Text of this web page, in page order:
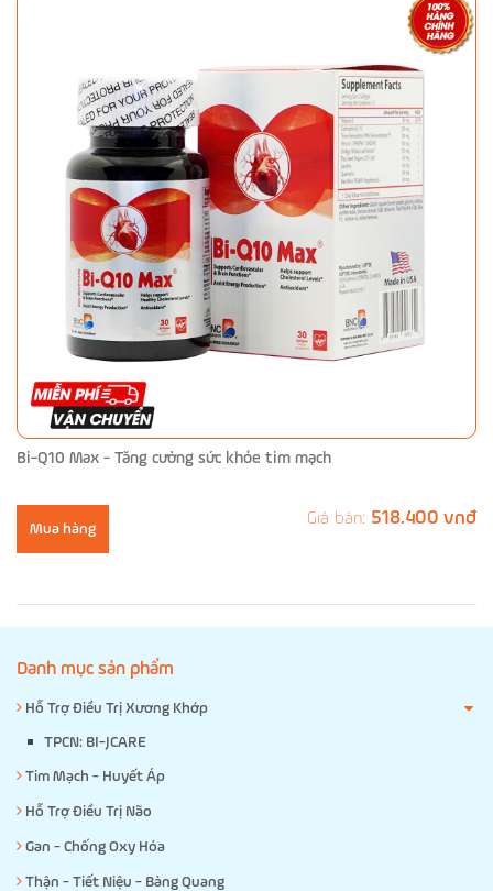
Bi-Q10 Max - Tăng cường sức khỏe tim mạch
Mua hàng
Giá bán: 518.400 vnđ
Danh mục sản phẩm
Hỗ Trợ Điều Trị Xương Khớp
TPCN: BI-JCARE
Tim Mạch - Huyết Áp
Hỗ Trợ Điều Trị Não
Gan - Chống Oxy Hóa
Thận - Tiết Niệu - Bàng Quang